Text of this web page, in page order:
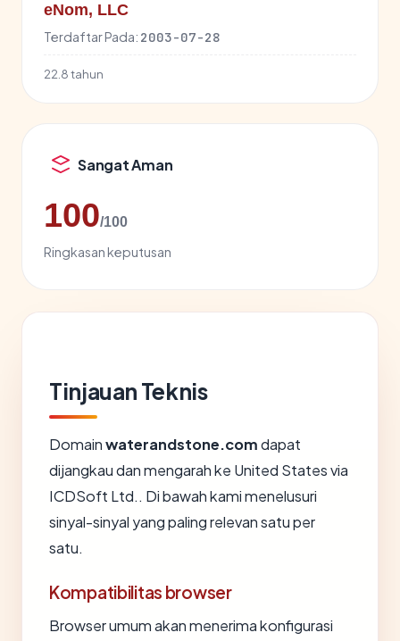
eNom, LLC
Terdaftar Pada: 2003-07-28
22.8 tahun
Sangat Aman
100/100
Ringkasan keputusan
Tinjauan Teknis
Domainwaterandstone.comdapat
dijangkau dan mengarah ke United States via
ICDSoft Ltd.. Di bawah kami menelusuri
sinyal-sinyal yang paling relevan satu per
satu.
Kompatibilitas browser
Browser umum akan menerima konfigurasi